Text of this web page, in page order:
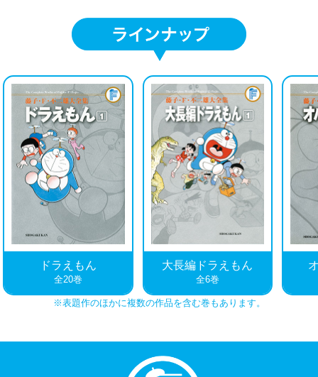
※表題作のほかに複数の作品を含む巻もあります。